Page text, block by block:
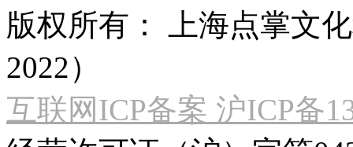
版权所有：
上海点掌文
2022）
互联网ICP备案 沪ICP备